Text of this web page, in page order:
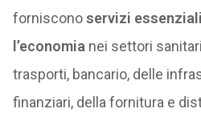
fornisconoservizi
l’economia nei settori
trasporti, bancario, delle
finanziari, della fornitura e